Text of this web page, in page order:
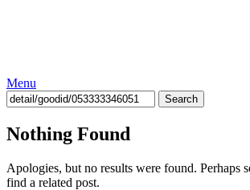
Menu
Search
Nothing Found
Apologies, but no results were found. Perhaps
find a related post.